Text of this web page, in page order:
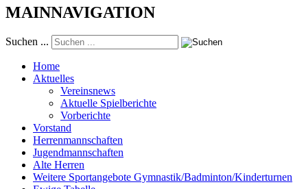
MAINNAVIGATION
Suchen ...
Home
Aktuelles
Vereinsnews
Aktuelle Spielberichte
Vorberichte
Vorstand
Herrenmannschaften
Jugendmannschaften
Alte Herren
Weitere Sportangebote Gymnastik/Badminton/Kinderturnen